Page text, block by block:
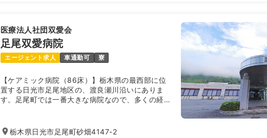
医療法人社団双愛会
足尾双愛病院
エージェント求人 車通勤可 寮
【ケアミック病院（86床）】栃木県の最西部に位
置する日光市足尾地区の、渡良瀬川沿いにありま
す。足尾町では一番大きな病院なので、多くの経験
栃木県日光市足尾町砂畑4147-2